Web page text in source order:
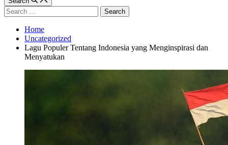
Search
for:
Home
Uncategorized
Lagu Populer Tentang Indonesia yang Menginspirasi dan
Menyatukan